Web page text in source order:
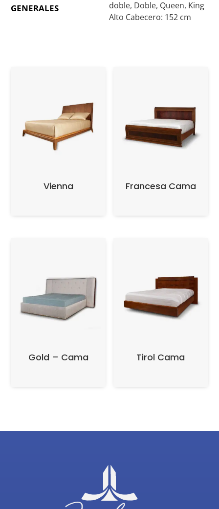
GENERALES
doble, Doble, Queen, King
Alto Cabecero: 152 cm
Vienna Francesa Cama
Gold – Cama Tirol Cama